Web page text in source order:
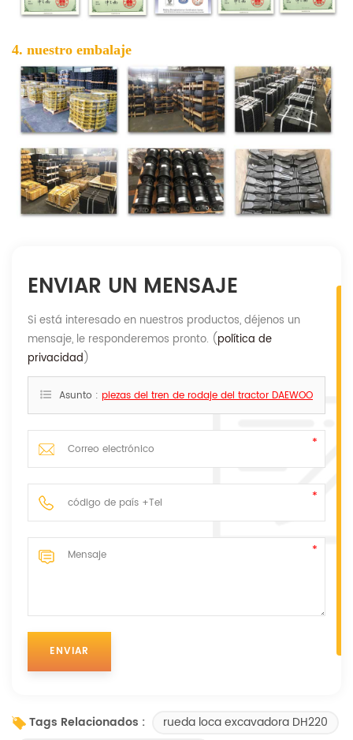
4. nuestro embalaje
ENVIAR UN MENSAJE
Si está interesado en nuestros productos, déjenos un
mensaje, le responderemos pronto. (política de
privacidad)
Asunto : piezas del tren de rodaje del tractor DAEWOO
Tags Relacionados :
rueda loca excavadora DH220